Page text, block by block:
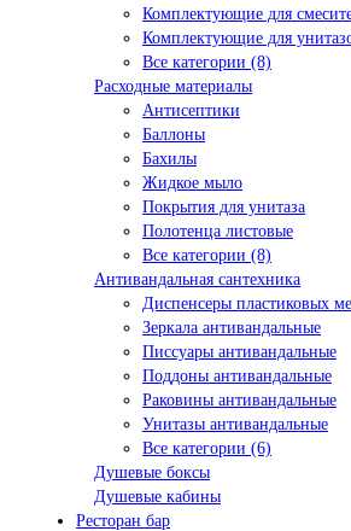
Комплектующие для
Комплектующие для
Все категории (8)
Расходные материалы
Антисептики
Баллоны
Бахилы
Жидкое мыло
Покрытия для унитаза
Полотенца листовые
Все категории (8)
Антивандальная сантехника
Диспенсеры пластиковых
Зеркала антивандальные
Писсуары антивандальные
Поддоны антивандальные
Раковины антивандальные
Унитазы антивандальные
Все категории (6)
Душевые боксы
Душевые кабины
Ресторан бар